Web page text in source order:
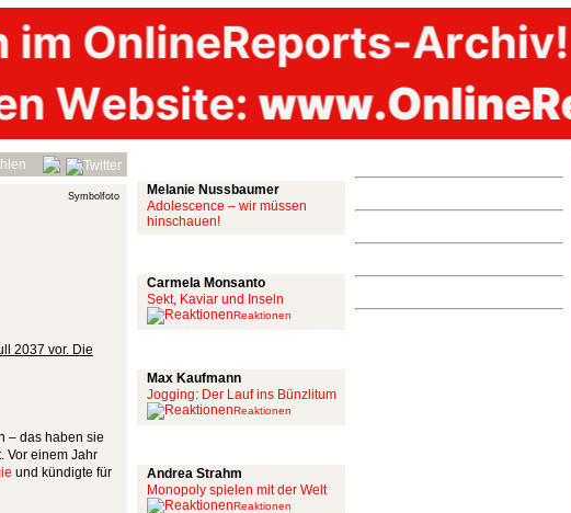
Symbolfoto
2037 vor. Die
– das haben sie
Vor einem Jahr
und kündigte für
Melanie Nussbaumer
Adolescence – wir müssen
hinschauen!
Carmela Monsanto
Sekt, Kaviar und Inseln
Reaktionen
Max Kaufmann
Jogging: Der Lauf ins Bünzlitum
Reaktionen
Andrea Strahm
Monopoly spielen mit der Welt
Reaktionen